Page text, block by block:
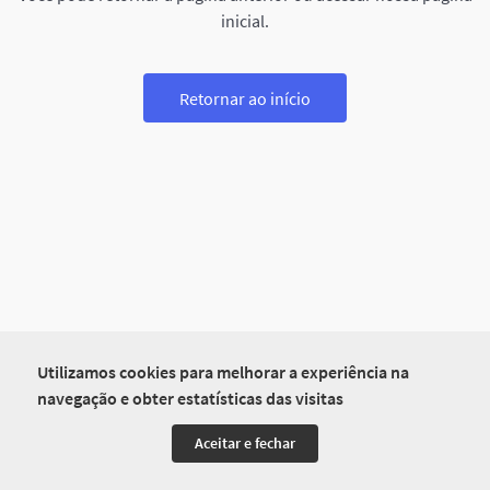
Utilizamos cookies para melhorar a experiência na
navegação e obter estatísticas das visitas
Aceitar e fechar
inicial.
Retornar ao início